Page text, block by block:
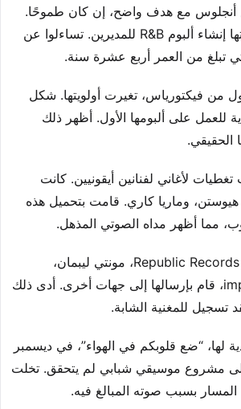
أنجلوس مع هدف واضح، إن كان طموحًا.
أعلنت غراندي عن نيتها إنشاء ألبوم R&B للمديرين. تساءلوا عن
تبلغ من العمر أربع عشرة سنة.
من فيكتورياس، تغيرت أولويتها. شكل
2010 البداية للعمل على ألبومها الأول. أظهر ذلك
الحقيقي.
لأغاني لفنانين أيقونيين. كانت
هيوستن، وماريا كاري. قامت بتحميل هذه
مما أظهر مداه الصوتي المذهل.
اكتشف صديق لمدير Republic Records، مونتي ليبمان،
الفيديوهات. impressed، قام بإرسالها إلى جهات أخرى. أدى ذلك
تسجيل للمغنية الشابة.
لها، “ضع قلوبكم في الهواء”، في ديسمبر
إلى مشروع موسيقي شبابي لم يتحقق. تخلت
بسبب صوته المبالغ فيه.